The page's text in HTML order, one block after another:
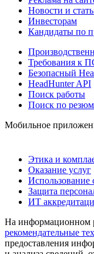
Новости и
Инвесторам
Кандидаты по
Требования к
Безопасный
HeadHunter API
Поиск работы
Поиск по
Мобильное
Этика и
Оказание услуг
Использование
Защита
ИТ
На информационном
рекомендательные
предоставления